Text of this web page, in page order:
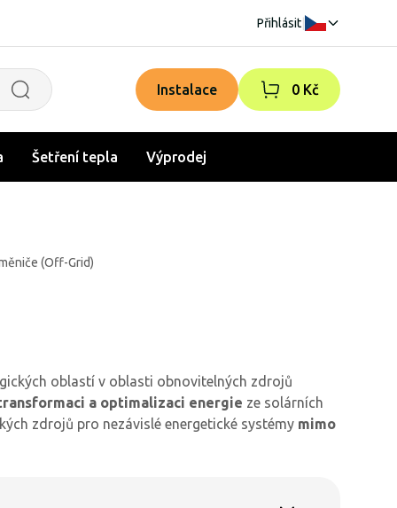
Přihlásit
Instalace 0 Kč
Šetření tepla Výprodej
(Off-Grid)
oblastí v oblasti obnovitelných zdrojů
a optimalizaci energie ze solárních
zdrojů pro nezávislé energetické systémy mimo